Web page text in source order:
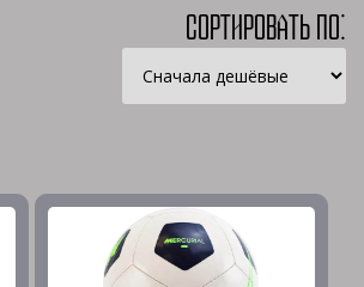
Сортировать по: